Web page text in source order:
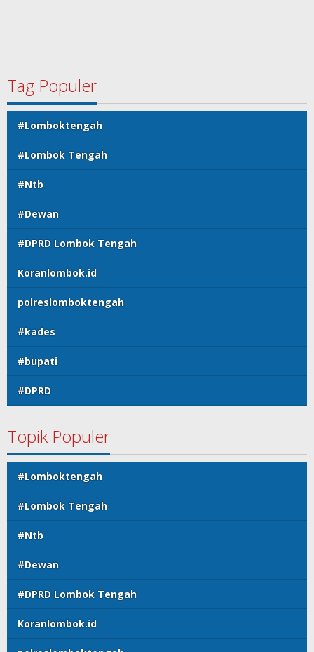
Tag Populer
#Lomboktengah
#Lombok Tengah
#Ntb
#Dewan
#DPRD Lombok Tengah
Koranlombok.id
polreslomboktengah
#kades
#bupati
#DPRD
Topik Populer
#Lomboktengah
#Lombok Tengah
#Ntb
#Dewan
#DPRD Lombok Tengah
Koranlombok.id